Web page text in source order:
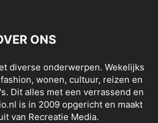
ONS
diverse onderwerpen. Wekelijks
wonen, cultuur, reizen en
Dit alles met een verrassend en
is in 2009 opgericht en maakt
van Recreatie Media.